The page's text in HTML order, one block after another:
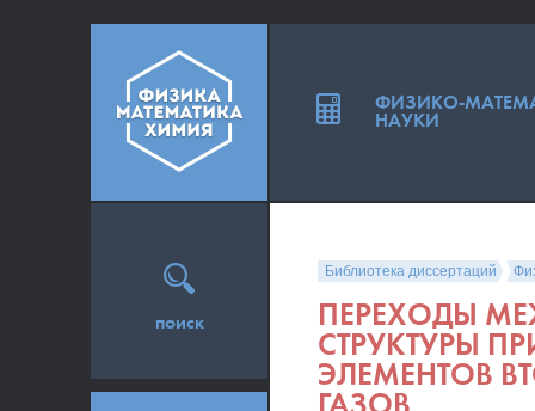
Библиотека диссертаций
ПЕРЕХОДЫ
СТРУКТУРЫ
ЭЛЕМЕНТОВ
поиск
ФИЗИКО-
НАУКИ